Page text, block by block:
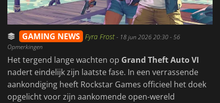
GAMING NEWS Fyra Frost- 18 jun 2026 20:30- 56
Opmerkingen
Het tergend lange wachten op Grand Theft Auto VI
nadert eindelijk zijn laatste fase. In een verrassende
aankondiging heeft Rockstar Games officieel het doek
opgelicht voor zijn aankomende open-wereld